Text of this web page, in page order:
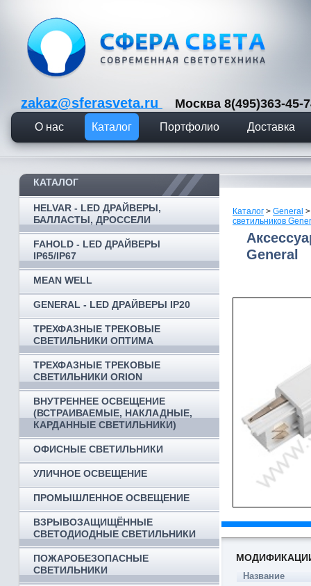
zakaz@sferasveta.ru Москва 8(495)363-
О нас Каталог Портфолио Доставка
КАТАЛОГ
HELVAR - LED ДРАЙВЕРЫ,
БАЛЛАСТЫ, ДРОССЕЛИ
FAHOLD - LED ДРАЙВЕРЫ
IP65/IP67
MEAN WELL
GENERAL - LED ДРАЙВЕРЫ IP20
ТРЕХФАЗНЫЕ ТРЕКОВЫЕ
СВЕТИЛЬНИКИ ОПТИМА
ТРЕХФАЗНЫЕ ТРЕКОВЫЕ
СВЕТИЛЬНИКИ ORION
ВНУТРЕННЕЕ ОСВЕЩЕНИЕ
(ВСТРАИВАЕМЫЕ, НАКЛАДНЫЕ,
КАРДАННЫЕ СВЕТИЛЬНИКИ)
ОФИСНЫЕ СВЕТИЛЬНИКИ
УЛИЧНОЕ ОСВЕЩЕНИЕ
ПРОМЫШЛЕННОЕ ОСВЕЩЕНИЕ
ВЗРЫВОЗАЩИЩЁННЫЕ
СВЕТОДИОДНЫЕ СВЕТИЛЬНИКИ
ПОЖАРОБЕЗОПАСНЫЕ
СВЕТИЛЬНИКИ
Каталог > General
светильников
General
Название